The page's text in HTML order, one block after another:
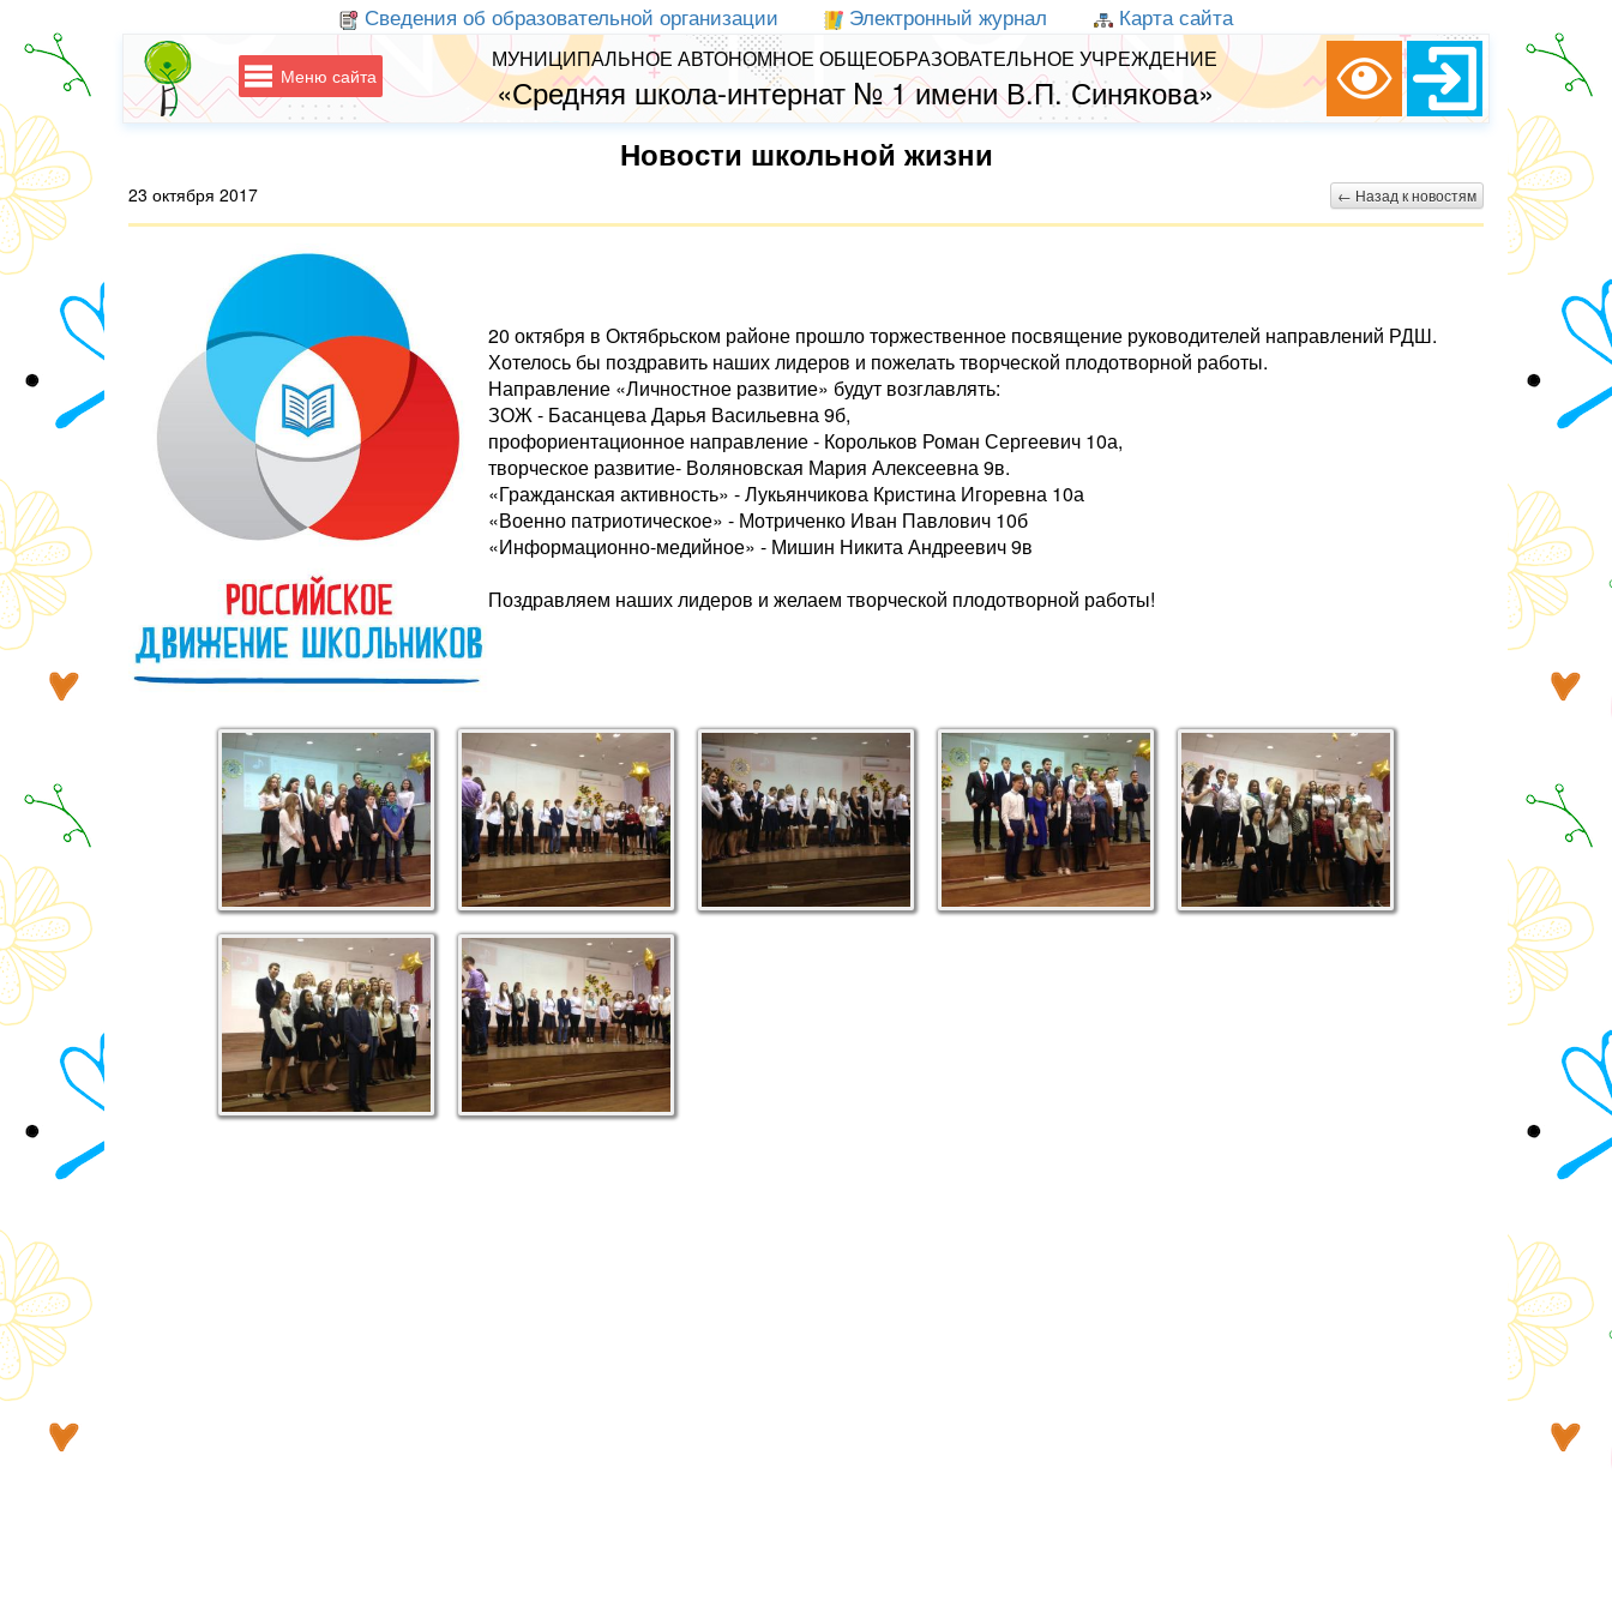
Сведения об образовательной организации Электронный журнал Карта сайта
Меню сайта
МУНИЦИПАЛЬНОЕ АВТОНОМНОЕ ОБЩЕОБРАЗОВАТЕЛЬНОЕ УЧРЕЖДЕНИЕ
«Средняя школа-интернат № 1 имени В.П. Синякова»
Новости школьной жизни
23 октября 2017 ← Назад к новостям
20 октября в Октябрьском районе прошло торжественное посвящение руководителей направлений РДШ.
Хотелось бы поздравить наших лидеров и пожелать творческой плодотворной работы.
Направление «Личностное развитие» будут возглавлять:
ЗОЖ - Басанцева Дарья Васильевна 9б,
профориентационное направление - Корольков Роман Сергеевич 10а,
творческое развитие- Воляновская Мария Алексеевна 9в.
«Гражданская активность» - Лукьянчикова Кристина Игоревна 10а
«Военно патриотическое» - Мотриченко Иван Павлович 10б
«Информационно-медийное» - Мишин Никита Андреевич 9в
Поздравляем наших лидеров и желаем творческой плодотворной работы!